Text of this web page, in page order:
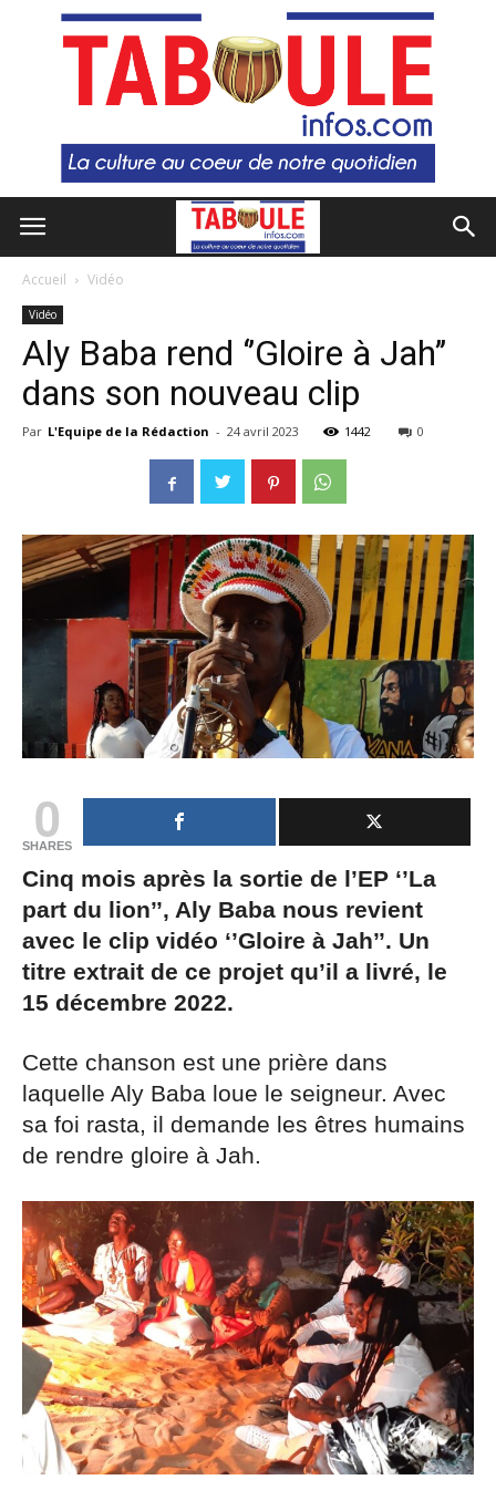
Accueil Vidéo
Vidéo
Aly Baba rend ‘’Gloire à Jah’’
dans son nouveau clip
Par L'Equipe de la Rédaction - 24 avril 2023 1442 0
0
SHARES
Cinq mois après la sortie de l’EP ‘’La
part du lion’’, Aly Baba nous revient
avec le clip vidéo ‘’Gloire à Jah’’. Un
titre extrait de ce projet qu’il a livré, le
15 décembre 2022.
Cette chanson est une prière dans
laquelle Aly Baba loue le seigneur. Avec
sa foi rasta, il demande les êtres humains
de rendre gloire à Jah.